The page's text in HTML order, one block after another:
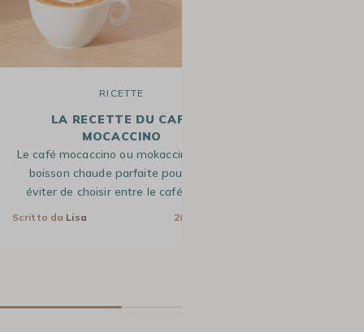
RICETTE
LA RECETTE DU CAFÉ
MOCACCINO
Le café mocaccino ou mokaccino est la
boisson chaude parfaite pour vous
éviter de choisir entre le café et le…
Scritto da Lisa 20 Apr 2023